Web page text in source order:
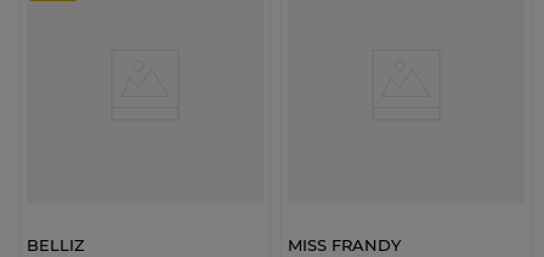
BELLIZ MISS FRANDY